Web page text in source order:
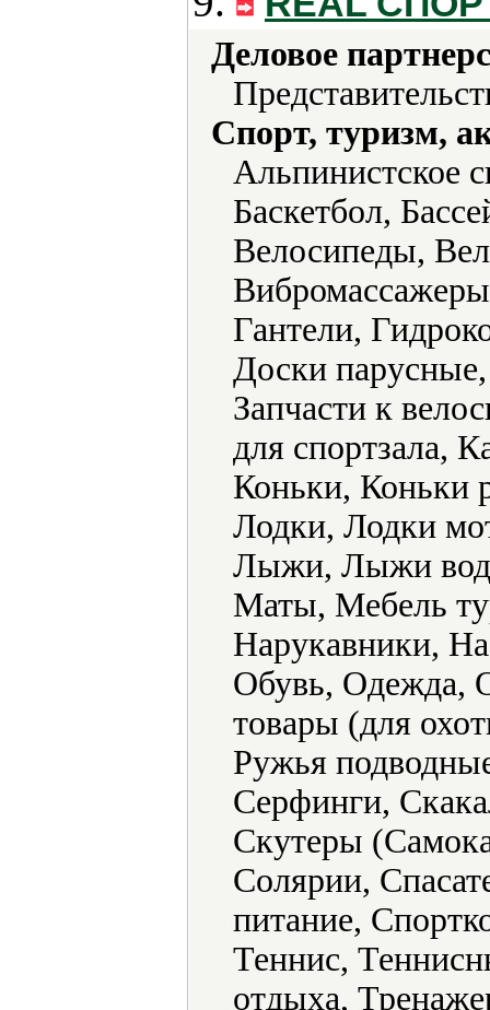
Деловое
Спорт, туризм,
Альпинистское
Баскетбол,
Велосипеды,
Гантели,
Доски
Запчасти к
для спортзала,
Коньки, Коньки
Лодки, Лодки
Лыжи, Лыжи
Маты, Мебель
Нарукавники,
Обувь, Одежда,
товары (для
Ружья
Серфинги,
Скутеры
Солярии,
питание,
Теннис,
отдыха,